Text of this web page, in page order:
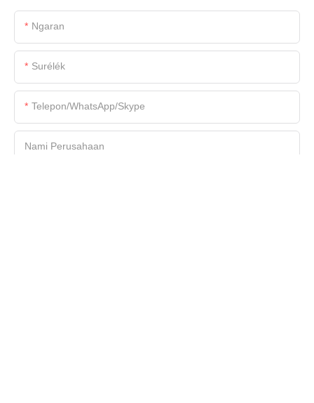
Ngaran
Surélék
Telepon/WhatsApp/Skype
Nami Perusahaan